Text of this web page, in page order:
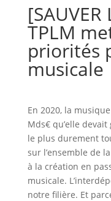
[SAUVER
TPLM
priorités
musicale
En 2020, la
Mds€ qu’elle
le plus durement
sur l’ensemble de
à la création en
musicale.
notre filière. Et